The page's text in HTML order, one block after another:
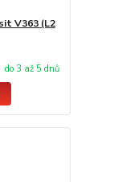
V363 (L2
do 3 až 5 dnů